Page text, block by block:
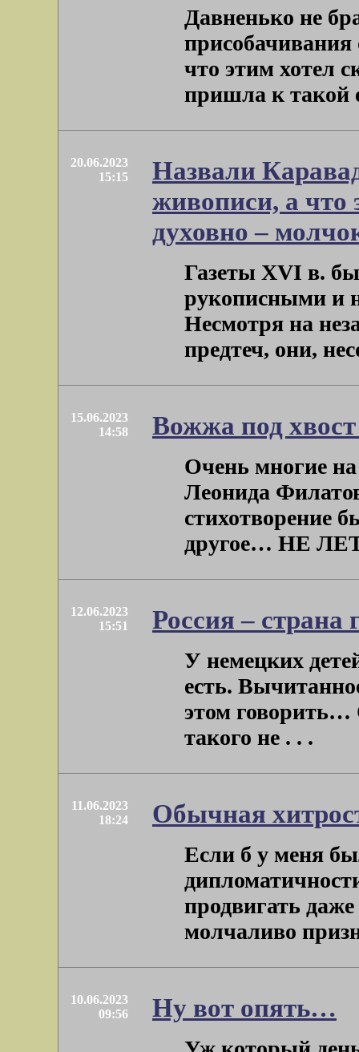
Давненько не
присобачивания
что этим хотел
пришла к такой
20.06.2023
15:15
Назвали
живописи, а
духовно –
Газеты ХVI в.
рукописными и
Несмотря на
предтеч, они,
15.06.2023
14:58
Вожжа под
Очень многие
Леонида
стихотворение
другое… НЕ
12.06.2023
15:51
Россия – страна
У немецких
есть.
этом говорить…
такого не . . .
11.06.2023
18:24
Обычная
Если б у меня
продвигать
молчаливо
10.06.2023
09:56
Ну вот опять…